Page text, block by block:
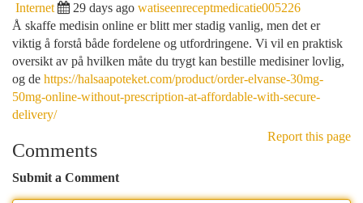
Internet 29 days ago watiseenreceptmedicatie005226
Å skaffe medisin online er blitt mer stadig vanlig, men det er
viktig å forstå både fordelene og utfordringene. Vi vil en praktisk
oversikt av på hvilken måte du trygt kan bestille medisiner lovlig,
og de https://halsaapoteket.com/product/order-elvanse-30mg-
50mg-online-without-prescription-at-affordable-with-secure-
delivery/
Report this page
Comments
Submit a Comment